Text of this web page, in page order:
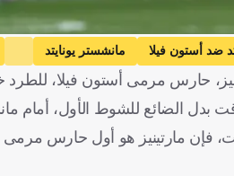
ضد أستون فيلا مانشستر يونايتد
حارس مرمى أستون فيلا،
بدل الضائع للشوط الأول، أمام
فإن مارتينيز هو أول حارس مرمى